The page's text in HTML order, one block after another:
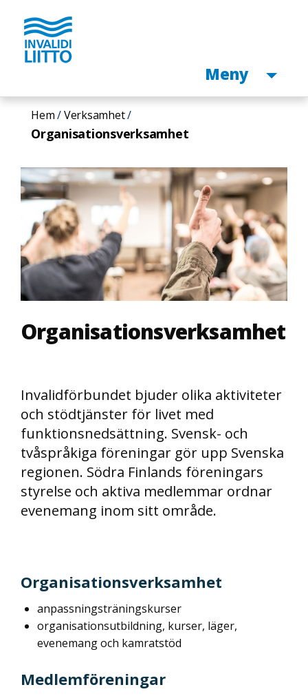
Hoppa
huvudinnehåll
Öppen
Meny
Hem Verksamhet
Organisationsverksamhet
Organisationsverksamhet
Invalidförbundet bjuder olika aktiviteter
och stödtjänster för livet med
funktionsnedsättning. Svensk- och
tvåspråkiga föreningar gör upp Svenska
regionen. Södra Finlands föreningars
styrelse och aktiva medlemmar ordnar
evenemang inom sitt område.
Organisationsverksamhet
anpassningsträningskurser
organisationsutbildning, kurser, läger,
evenemang och kamratstöd
Medlemföreningar